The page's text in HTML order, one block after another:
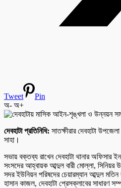
Tweet
Pin
অ- অ+
দেবহাটা প্রতিনিধি: সাতক্ষীরার দেবহাটা
সাহা।
সভায় বক্তব্য রাখেন দেবহাটা থানার অফিসার
সংসদের আহ্বায়ক আব্দুল বারী মোল্লা, সিনিয়র
সদর ইউনিয়ন পরিষদের চেয়ারম্যান আব্দুল মতিন
হাসান কাজল, দেবহাটা প্রেসক্লাবের সাধারণ